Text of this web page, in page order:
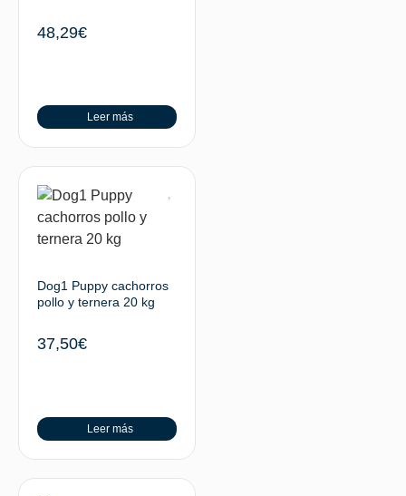
48,29€
Leer más
Dog1 Puppy cachorros
pollo y ternera 20 kg
37,50€
Leer más